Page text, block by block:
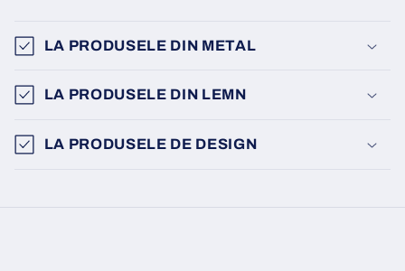
LA PRODUSELE DIN METAL
LA PRODUSELE DIN LEMN
LA PRODUSELE DE DESIGN